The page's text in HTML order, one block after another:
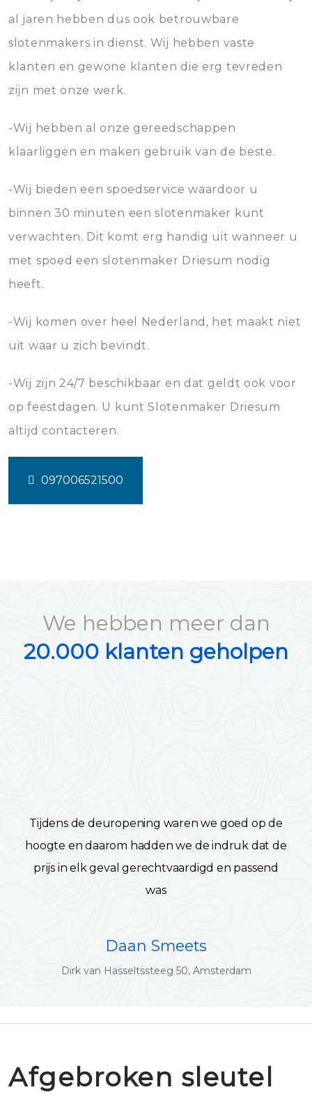
al jaren hebben dus ook betrouwbare
slotenmakers in dienst. Wij hebben vaste
klanten en gewone klanten die erg tevreden
zijn met onze werk.
-Wij hebben al onze gereedschappen
klaarliggen en maken gebruik van de beste.
-Wij bieden een spoedservice waardoor u
binnen 30 minuten een slotenmaker kunt
verwachten. Dit komt erg handig uit wanneer u
met spoed een slotenmaker Driesum nodig
heeft.
-Wij komen over heel Nederland, het maakt niet
uit waar u zich bevindt.
-Wij zijn 24/7 beschikbaar en dat geldt ook voor
op feestdagen. U kunt Slotenmaker Driesum
altijd contacteren.
097006521500
We hebben meer dan
20.000 klanten geholpen
Tijdens de deuropening waren we goed op de
hoogte en daarom hadden we de indruk dat de
prijs in elk geval gerechtvaardigd en passend
was
Daan Smeets
Dirk van Hasseltssteeg 50, Amsterdam
Afgebroken sleutel